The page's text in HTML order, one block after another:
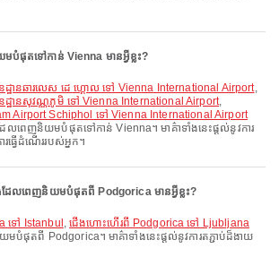
បំផុតទៅកាន់ Vienna មានអ្វីខ្លះ?
ដ្ឋានឆារលេស ដេ ហ្គោល ទៅ Vienna International Airport,
ដ្ឋានសុវណ្ណភូមិ ទៅ Vienna International Airport,
Airport Schiphol ទៅ Vienna International Airport
ែលពេញនិយមបំផុតទៅកាន់ Vienna។ មាគ៌ាទាំងនេះផ្តល់នូវការ
ធ្វើដំណើររបស់អ្នក។
ងដែលពេញនិយមបំផុតពី Podgorica មានអ្វីខ្លះ?
ទៅ Istanbul ,ជើងហោះហើរពី Podgorica ទៅ Ljubljana
បំផុតពី Podgorica។ មាគ៌ាទាំងនេះផ្តល់នូវការតភ្ជាប់ដ៏ងាយ